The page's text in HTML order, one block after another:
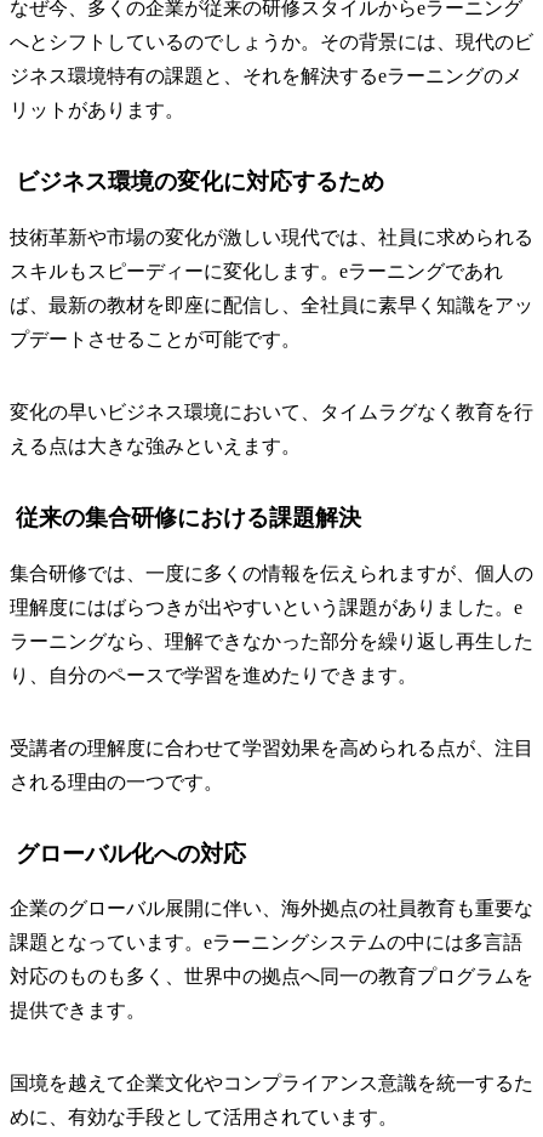
なぜ今、多くの企業が従来の研修スタイルからeラーニング
へとシフトしているのでしょうか。その背景には、現代のビ
ジネス環境特有の課題と、それを解決するeラーニングのメ
リットがあります。
ビジネス環境の変化に対応するため
技術革新や市場の変化が激しい現代では、社員に求められる
スキルもスピーディーに変化します。eラーニングであれ
ば、最新の教材を即座に配信し、全社員に素早く知識をアッ
プデートさせることが可能です。
変化の早いビジネス環境において、タイムラグなく教育を行
える点は大きな強みといえます。
従来の集合研修における課題解決
集合研修では、一度に多くの情報を伝えられますが、個人の
理解度にはばらつきが出やすいという課題がありました。e
ラーニングなら、理解できなかった部分を繰り返し再生した
り、自分のペースで学習を進めたりできます。
受講者の理解度に合わせて学習効果を高められる点が、注目
される理由の一つです。
グローバル化への対応
企業のグローバル展開に伴い、海外拠点の社員教育も重要な
課題となっています。eラーニングシステムの中には多言語
対応のものも多く、世界中の拠点へ同一の教育プログラムを
提供できます。
国境を越えて企業文化やコンプライアンス意識を統一するた
めに、有効な手段として活用されています。